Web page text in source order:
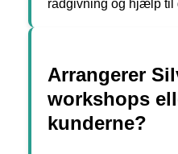
rådgivning og hjælp til
Arrangerer
workshops
kunderne?